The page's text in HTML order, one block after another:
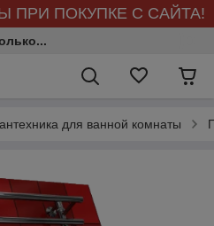
ПРИ ПОКУПКЕ С САЙТА!
для ванной комнаты